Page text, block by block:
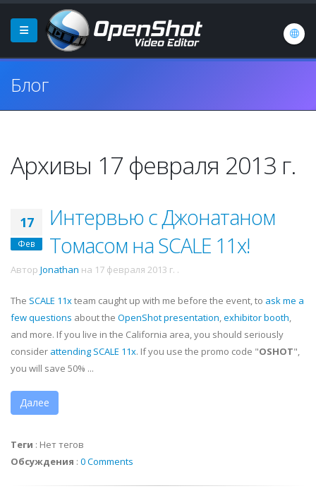
Блог
Архивы 17 февраля 2013 г.
17
Фев
Интервью с Джонатаном
Томасом на SCALE 11x!
Автор Jonathan на 17 февраля 2013 г. .
The SCALE 11xteam caught up with me before the event, to ask me a
few questions about the OpenShot presentation,exhibitor booth,
and more. If you live in the California area, you should seriously
consider attending SCALE 11x. If you use the promo code "OSHOT",
you will save 50% ...
Далее
Теги : Нет тегов
Обсуждения : 0 Comments